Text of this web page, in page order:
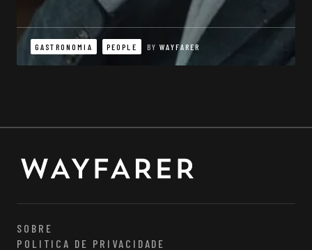
GASTRONOMIA PEOPLE BY WAYFARER
SOBRE
POLITICA DE PRIVACIDADE